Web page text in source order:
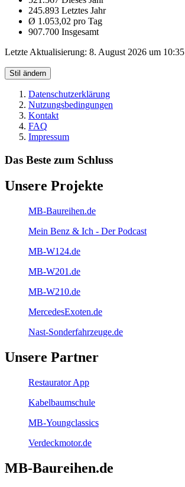
245.893 Letztes Jahr
Ø 1.053,02 pro Tag
907.700 Insgesamt
Letzte Aktualisierung: 8. August 2026 um 10:35
Stil ändern
Datenschutzerklärung
Nutzungsbedingungen
Kontakt
FAQ
Impressum
Das Beste zum Schluss
Unsere Projekte
MB-Baureihen.de
Mein Benz & Ich - Der Podcast
MB-W124.de
MB-W201.de
MB-W210.de
MercedesExoten.de
Nast-Sonderfahrzeuge.de
Unsere Partner
Restaurator App
Kabelbaumschule
MB-Youngclassics
Verdeckmotor.de
MB-Baureihen.de